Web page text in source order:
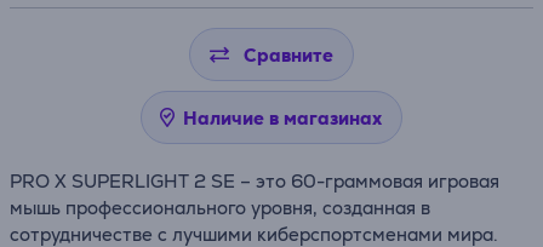
Сравните
Наличие в магазинах
PRO X SUPERLIGHT 2 SE – это 60-граммовая игровая
мышь профессионального уровня, созданная в
сотрудничестве с лучшими киберспортсменами мира.